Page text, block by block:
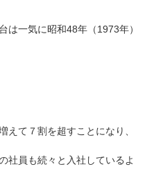
は一気に昭和48年（1973年）
えて７割を超すことになり、
社員も続々と入社しているよ